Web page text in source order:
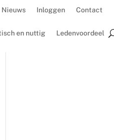
Nieuws Inloggen Contact
en nuttig Ledenvoordeel